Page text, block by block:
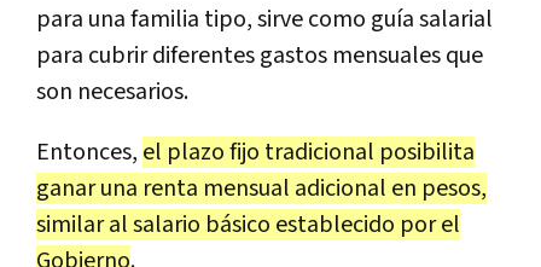
para una familia tipo, sirve como guía salarial
para cubrir diferentes gastos mensuales que
son necesarios.
Entonces, el plazo fijo tradicional posibilita
ganar una renta mensual adicional en pesos,
similar al salario básico establecido por el